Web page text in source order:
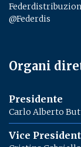
@Federdis
Organi
Presidente
Carlo Alberto
Vice